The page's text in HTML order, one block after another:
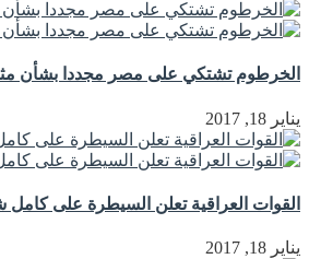
الخرطوم تشتكي على مصر مجددا بشأن
يناير 18, 2017
القوات العراقية تعلن السيطرة على
يناير 18, 2017